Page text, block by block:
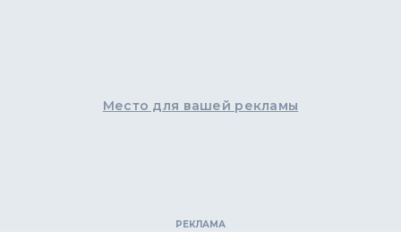
Место для вашей рекламы